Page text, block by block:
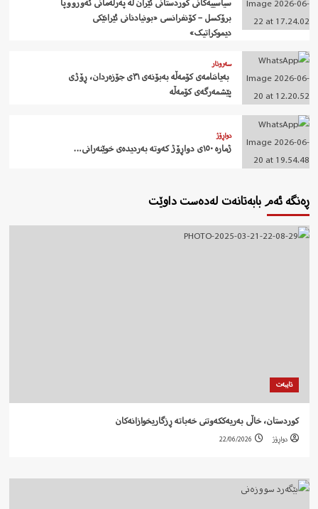
برۆکسل – کۆنفرانسی «بونیادنانی ئێرانێکی
دیموکراتیک»
سەروتار
‍ بەیاننامەی کۆمەڵە بەبۆنەی ٣١ی جۆزەردان، ڕۆژی
پێشمەرگەی کۆمەڵە
دواڕۆژ
ژمارە ١٥٠ی دواڕۆژ کەوتە بەردیدەی خوێنەرانی…
ڕەنگە ئەم بابەتانەت لەدەست داوێت
تایبەت
کوردستان، خاڵی بەریەککەوتنی خەباتە ڕزگاریخوازانەکان
دواڕۆژ 22/06/2026